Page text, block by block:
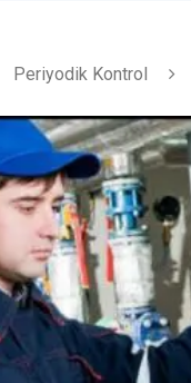
Periyodik Kontrol